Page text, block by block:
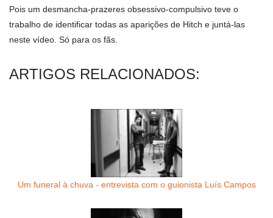
Pois um desmancha-prazeres obsessivo-compulsivo teve o
trabalho de identificar todas as aparições de Hitch e juntá-las
neste vídeo. Só para os fãs.
ARTIGOS RELACIONADOS:
Um funeral à chuva - entrevista com o guionista Luís Campos